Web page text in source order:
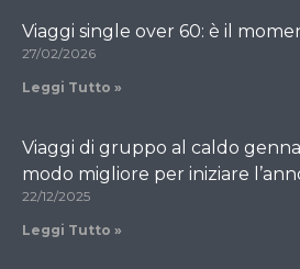
Viaggi single over 60: è il
27/02/2026
Leggi Tutto »
Viaggi di gruppo al caldo
modo migliore per iniziare
22/12/2025
Leggi Tutto »